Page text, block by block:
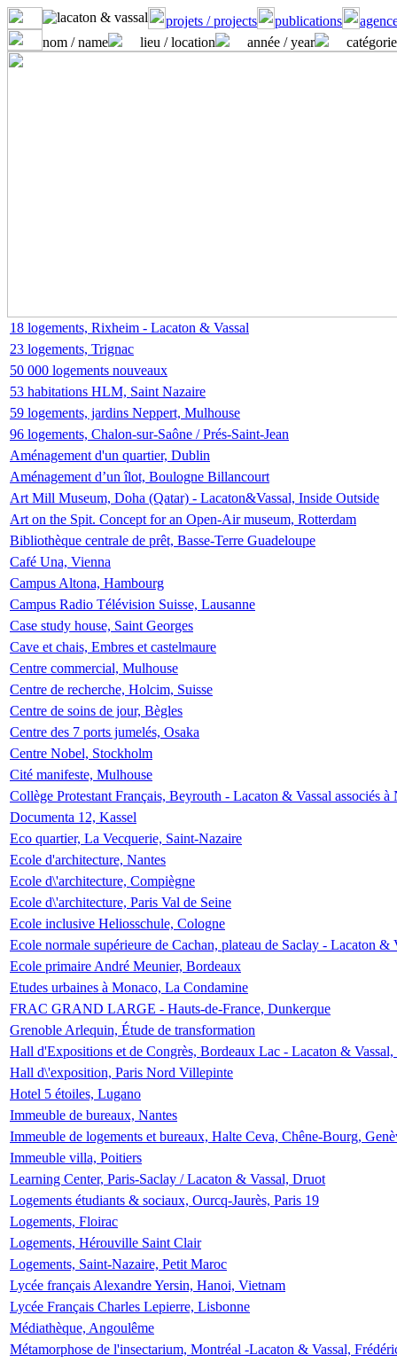
projets / projects publications
nom / name
lieu / location année / year
18 logements, Rixheim - Lacaton & Vassal
23 logements, Trignac
50 000 logements nouveaux
53 habitations HLM, Saint Nazaire
59 logements, jardins Neppert, Mulhouse
96 logements, Chalon-sur-Saône / Prés-Saint-Jean
Aménagement d'un quartier, Dublin
Aménagement d’un îlot, Boulogne Billancourt
Art Mill Museum, Doha (Qatar) - Lacaton&Vassal, Inside Outside
Art on the Spit. Concept for an Open-Air museum, Rotterdam
Bibliothèque centrale de prêt, Basse-Terre Guadeloupe
Café Una, Vienna
Campus Altona, Hambourg
Campus Radio Télévision Suisse, Lausanne
Case study house, Saint Georges
Cave et chais, Embres et castelmaure
Centre commercial, Mulhouse
Centre de recherche, Holcim, Suisse
Centre de soins de jour, Bègles
Centre des 7 ports jumelés, Osaka
Centre Nobel, Stockholm
Cité manifeste, Mulhouse
Collège Protestant Français, Beyrouth - Lacaton & Vassal associés
Documenta 12, Kassel
Eco quartier, La Vecquerie, Saint-Nazaire
Ecole d'architecture, Nantes
Ecole d\'architecture, Compiègne
Ecole d\'architecture, Paris Val de Seine
Ecole inclusive Heliosschule, Cologne
Ecole normale supérieure de Cachan, plateau de Saclay - Lacaton &
Ecole primaire André Meunier, Bordeaux
Etudes urbaines à Monaco, La Condamine
FRAC GRAND LARGE - Hauts-de-France, Dunkerque
Grenoble Arlequin, Étude de transformation
Hall d'Expositions et de Congrès, Bordeaux Lac - Lacaton &
Hall d\'exposition, Paris Nord Villepinte
Hotel 5 étoiles, Lugano
Immeuble de bureaux, Nantes
Immeuble de logements et bureaux, Halte Ceva, Chêne-Bourg,
Immeuble villa, Poitiers
Learning Center, Paris-Saclay / Lacaton & Vassal, Druot
Logements étudiants & sociaux, Ourcq-Jaurès, Paris 19
Logements, Floirac
Logements, Hérouville Saint Clair
Logements, Saint-Nazaire, Petit Maroc
Lycée français Alexandre Yersin, Hanoi, Vietnam
Lycée Français Charles Lepierre, Lisbonne
Médiathèque, Angoulême
Métamorphose de l'insectarium, Montréal -Lacaton & Vassal,